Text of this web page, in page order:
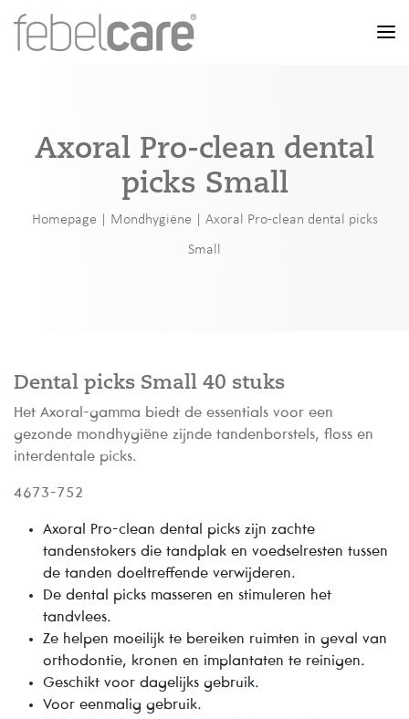
Axoral Pro-clean dental
picks Small
Homepage | Mondhygiëne | Axoral Pro-clean dental picks
Small
Dental picks Small 40 stuks
Het Axoral-gamma biedt de essentials voor een
gezonde mondhygiëne zijnde tandenborstels, floss en
interdentale picks.
4673-752
Axoral Pro-clean dental picks zijn zachte
tandenstokers die tandplak en voedselresten tussen
de tanden doeltreffende verwijderen.
De dental picks masseren en stimuleren het
tandvlees.
Ze helpen moeilijk te bereiken ruimten in geval van
orthodontie, kronen en implantaten te reinigen.
Geschikt voor dagelijks gebruik.
Voor eenmalig gebruik.